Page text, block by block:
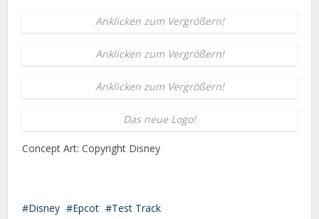
Anklicken zum Vergrößern!
Anklicken zum Vergrößern!
Anklicken zum Vergrößern!
Das neue Logo!
Concept Art: Copyright Disney
Disney Epcot Test Track